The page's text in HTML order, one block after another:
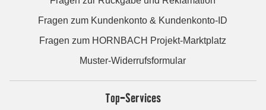
Fragen zum Kundenkonto & Kundenkonto-ID
Fragen zum HORNBACH Projekt-Marktplatz
Muster-Widerrufsformular
Top-Services